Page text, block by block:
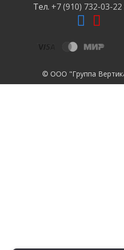
Тел. +7 (910) 732-03-22
© ООО "Группа